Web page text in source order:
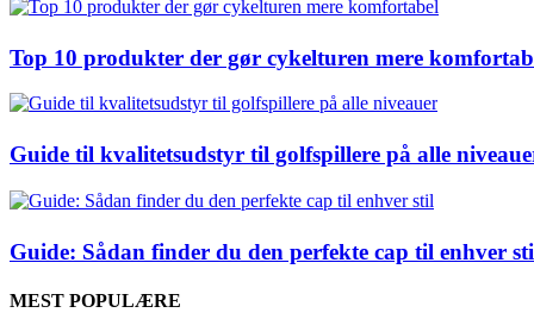
Top 10 produkter der gør cykelturen mere
Guide til kvalitetsudstyr til golfspillere på alle
Guide: Sådan finder du den perfekte cap til enhver
MEST POPULÆRE